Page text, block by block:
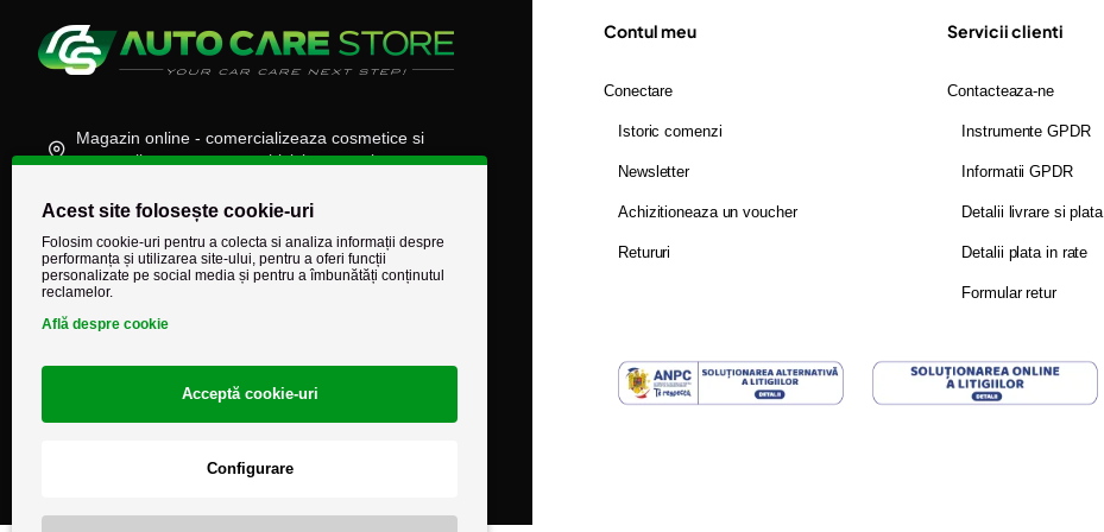
Magazin online - comercializeaza cosmetice si
accesorii auto, moto, atv, biciclete, camioane
(+40) 745 848 890
comenzi@autocarestore.ro
Contul meu
Conectare
Istoric comenzi
Newsletter
Achizitioneaza un voucher
Retururi
Servicii clienti
Contacteaza-ne
Instrumente GPDR
Informatii GPDR
Detalii livrare si plata
Detalii plata in rate
Formular retur
Acest site folosește cookie-uri
Folosim cookie-uri pentru a colecta si analiza informații despre
performanța și utilizarea site-ului, pentru a oferi funcții
personalizate pe social media și pentru a îmbunătăți conținutul
reclamelor.
Află despre cookie
Acceptă cookie-uri
Configurare